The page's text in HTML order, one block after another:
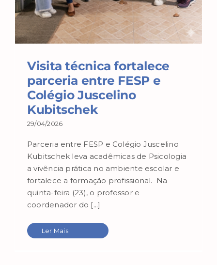
Visita técnica fortalece
parceria entre FESP e
Colégio Juscelino
Kubitschek
29/04/2026
Parceria entre FESP e Colégio Juscelino
Kubitschek leva acadêmicas de Psicologia
a vivência prática no ambiente escolar e
fortalece a formação profissional. Na
quinta-feira (23), o professor e
coordenador do [...]
Ler Mais